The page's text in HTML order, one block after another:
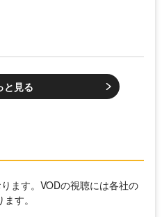
と見る
ます。VODの視聴には各社の
す。